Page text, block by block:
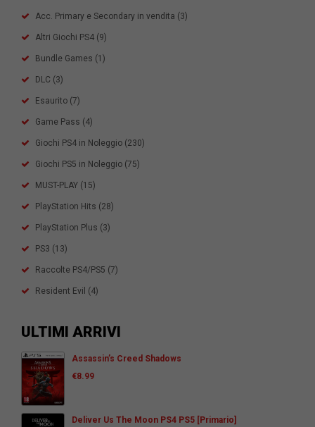
Acc. Primary e Secondary in vendita (3)
Altri Giochi PS4 (9)
Bundle Games (1)
DLC (3)
Esaurito (7)
Game Pass (4)
Giochi PS4 in Noleggio (230)
Giochi PS5 in Noleggio (75)
MUST-PLAY (15)
PlayStation Hits (28)
PlayStation Plus (3)
PS3 (13)
Raccolte PS4/PS5 (7)
Resident Evil (4)
ULTIMI ARRIVI
Assassin’s Creed Shadows
€8.99
Deliver Us The Moon PS4 PS5 [Primario]